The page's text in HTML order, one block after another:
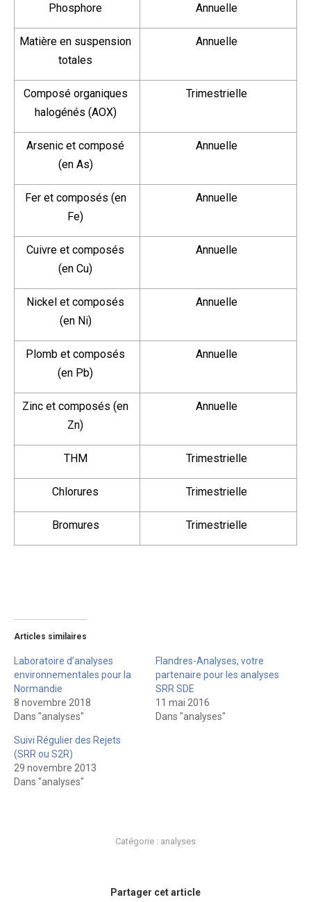
Phosphore Annuelle
Matière en suspension
totales
Annuelle
Composé organiques
halogénés (AOX)
Trimestrielle
Arsenic et composé
(en As)
Annuelle
Fer et composés (en
Fe)
Annuelle
Cuivre et composés
(en Cu)
Annuelle
Nickel et composés
(en Ni)
Annuelle
Plomb et composés
(en Pb)
Annuelle
Zinc et composés (en
Zn)
Annuelle
THM Trimestrielle
Chlorures Trimestrielle
Bromures Trimestrielle
Articles similaires
Laboratoire d’analyses
environnementales pour la
Normandie
8 novembre 2018
Dans "analyses"
Flandres-Analyses, votre
partenaire pour les analyses
SRR SDE
11 mai 2016
Dans "analyses"
Suivi Régulier des Rejets
(SRR ou S2R)
29 novembre 2013
Dans "analyses"
Catégorie : analyses
Partager cet article